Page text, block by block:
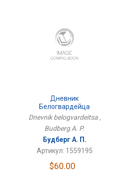
Дневник
Белогвардейца
Dnevnik belogvardeitsa ,
Budberg A. P.
Будберг А. П.
Артикул: 1559195
$60.00